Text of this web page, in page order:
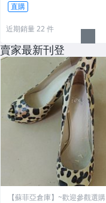
直購
近期銷量 22 件
賣家最新刊登
【蘇菲亞倉庫】~歡迎參觀選購